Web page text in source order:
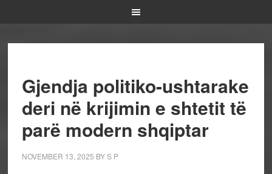
Gjendja politiko-ushtarake
deri në krijimin e shtetit të
parë modern shqiptar
NOVEMBER 13, 2025 BYS P